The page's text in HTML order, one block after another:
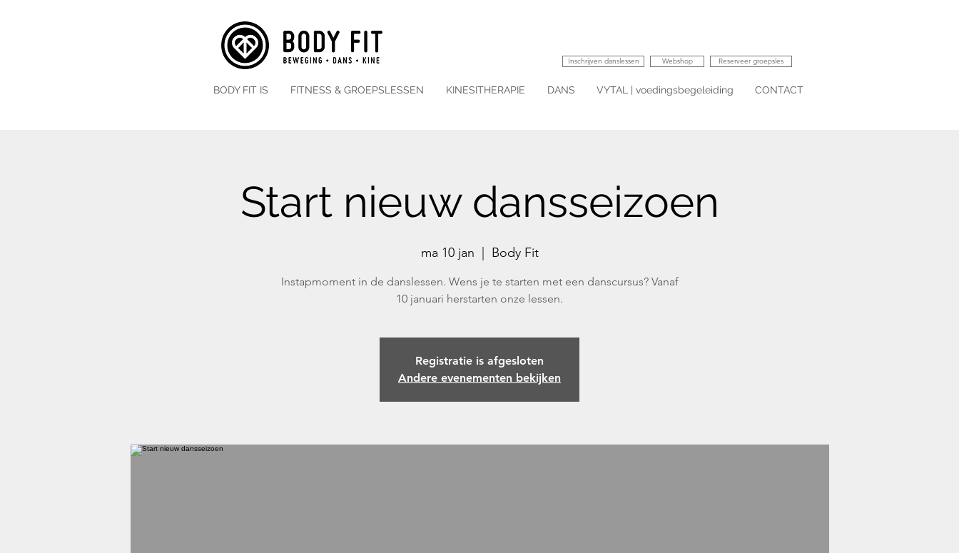
Inschrijven danslessen Webshop Reserveer groepsles
BODY FIT IS FITNESS & GROEPSLESSEN KINESITHERAPIE DANS VYTAL | voedingsbegeleiding CONTACT
Start nieuw dansseizoen
ma 10 jan Body Fit
Instapmoment in de danslessen. Wens je te starten met een danscursus? Vanaf
10 januari herstarten onze lessen.
Registratie is afgesloten
Andere evenementen bekijken